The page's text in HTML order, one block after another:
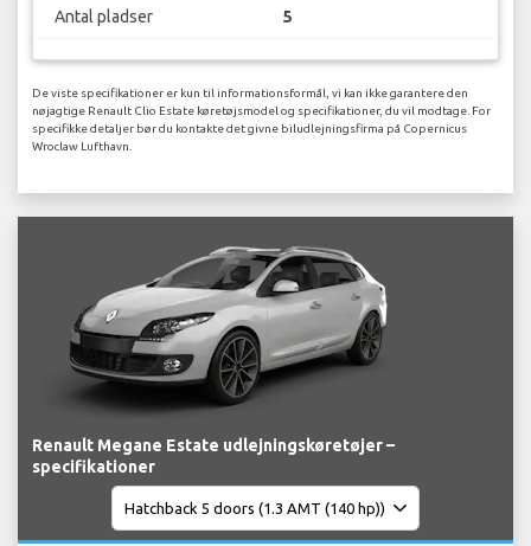
Antal pladser 5
De viste specifikationer er kun til informationsformål, vi kan ikke garantere den
nøjagtige Renault Clio Estate køretøjsmodel og specifikationer, du vil modtage. For
specifikke detaljer bør du kontakte det givne biludlejningsfirma på Copernicus
Wroclaw Lufthavn.
Renault Megane Estate udlejningskøretøjer –
specifikationer